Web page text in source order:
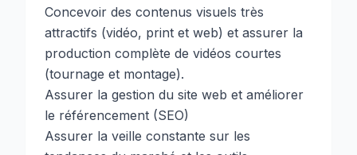
Concevoir des contenus visuels très
attractifs (vidéo, print et web) et assurer la
production complète de vidéos courtes
(tournage et montage).
Assurer la gestion du site web et améliorer
le référencement (SEO)
Assurer la veille constante sur les